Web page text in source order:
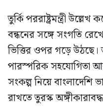
তুর্কি পররাষ্ট্রমন্ত্রী
বন্ধনের সঙ্গে সংগতি
ভিত্তির ওপর গড়ে উঠছে।
পারস্পরিক সহযোগিতা
সংকল্প নিয়ে বাংলাদেশি
রাখতে তুরস্ক